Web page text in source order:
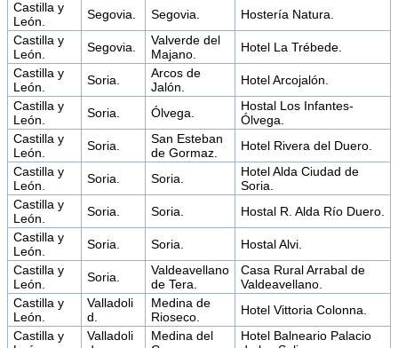
Castilla y
León.
Segovia. Segovia.
Hostería Natura.
Castilla y
León.
Segovia.
Valverde del
Majano.
Hotel La Trébede.
Castilla y
León.
Soria.
Arcos de
Jalón.
Hotel Arcojalón.
Castilla y
León.
Soria. Ólvega.
Hostal Los Infantes-
Ólvega.
Castilla y
León.
Soria.
San Esteban
de Gormaz.
Hotel Rivera del Duero.
Castilla y
León.
Soria. Soria.
Hotel Alda Ciudad de
Soria.
Castilla y
León.
Soria. Soria.
Hostal R. Alda Río Duero.
Castilla y
León.
Soria. Soria.
Hostal Alvi.
Castilla y
León.
Soria.
Valdeavellano
de Tera.
Casa Rural Arrabal de
Valdeavellano.
Castilla y
León.
Valladoli
d.
Medina de
Rioseco.
Hotel Vittoria Colonna.
Castilla y
Valladoli
Medina del
Hotel Balneario Palacio